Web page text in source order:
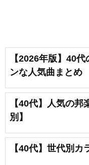
【2026年版】40
ンな人気曲まとめ
【40代】人気の
別】
【40代】世代別カ